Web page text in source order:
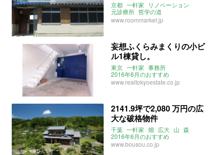
京都 一軒家
リノベーション
元診療所 哲学の道
観光客に超人気のエリア
2016年6月のおすすめ
www.roommarket.jp
妄想ふくらみまくりの小ビ
ル1棟貸し。
東京 一軒家 事務所
2016年6月のおすすめ
www.realtokyoestate.co.jp
2141.9坪で2,080 万円の広
大な破格物件
千葉 一軒家 畑 広大 山 森
2016年6月のおすすめ
www.bousou.co.jp